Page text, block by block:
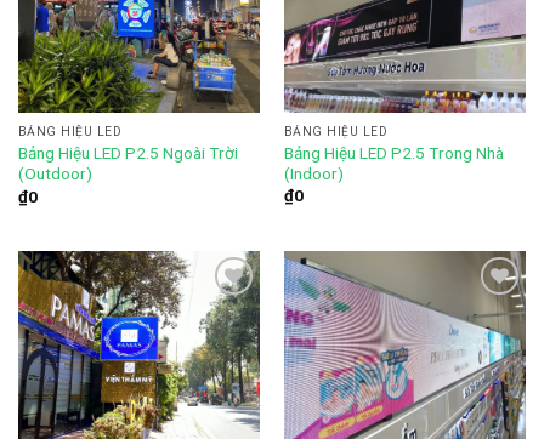
Add to
wishlist
BẢNG HIỆU LED
Bảng Hiệu LED P2.5 Ngoài Trời
(Outdoor)
₫0
wishlist
BẢNG HIỆU LED
Bảng Hiệu LED P2.5 Trong Nhà
(Indoor)
₫0
Add to
wishlist
Add to
wishlist